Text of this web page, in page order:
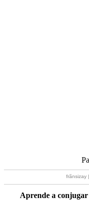
frãnsizay
Aprende a